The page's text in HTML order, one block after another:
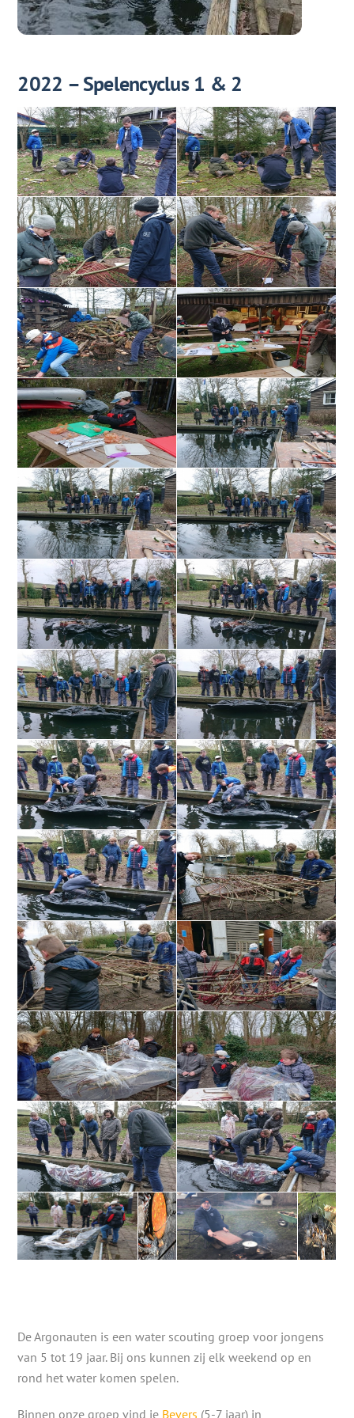
2022 – Spelencyclus 1 & 2
De Argonauten is een water scouting groep voor jongens
van 5 tot 19 jaar. Bij ons kunnen zij elk weekend op en
rond het water komen spelen.
Binnen onze groep vind je Bevers (5-7 jaar) in